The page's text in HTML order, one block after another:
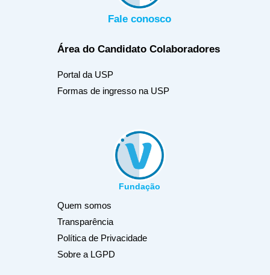
Fale conosco
Área do Candidato Colaboradores
Portal da USP
Formas de ingresso na USP
Fundação
Quem somos
Transparência
Política de Privacidade
Sobre a LGPD